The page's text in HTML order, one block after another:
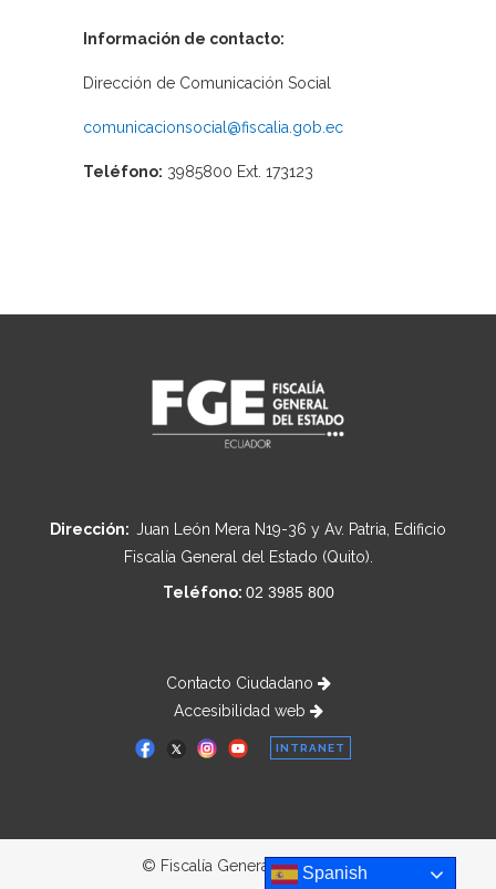
Información de contacto:
Dirección de Comunicación Social
comunicacionsocial@fiscalia.gob.ec
Teléfono: 3985800 Ext. 173123
Dirección: Juan León Mera N19-36 y Av. Patria, Edificio
Fiscalía General del Estado (Quito).
Teléfono: 02 3985 800
Contacto Ciudadano
Accesibilidad web
INTRANET
© Fiscalía General del Estado
Spanish